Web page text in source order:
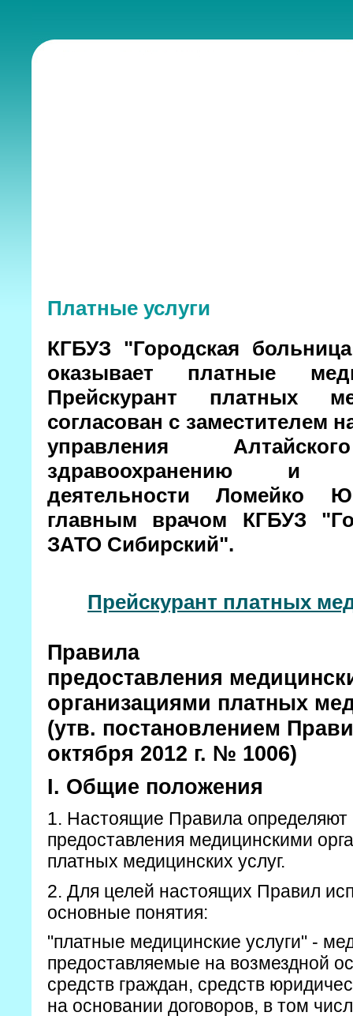
Платные услуги
КГБУЗ "Городская
оказывает платные
Прейскурант платных
согласован с заместителем
управления
здравоохранению и
деятельности Ломейко
главным врачом КГБУЗ
ЗАТО Сибирский".
Прейскурант платных
Правила
предоставления
организациями платных
(утв. постановлением
октября 2012 г. № 1006)
I. Общие положения
1. Настоящие Правила определяют
предоставления медицинскими
платных медицинских услуг.
2. Для целей настоящих Правил
основные понятия:
"платные медицинские услуги" -
предоставляемые на возмездной
средств граждан, средств
на основании договоров, в том